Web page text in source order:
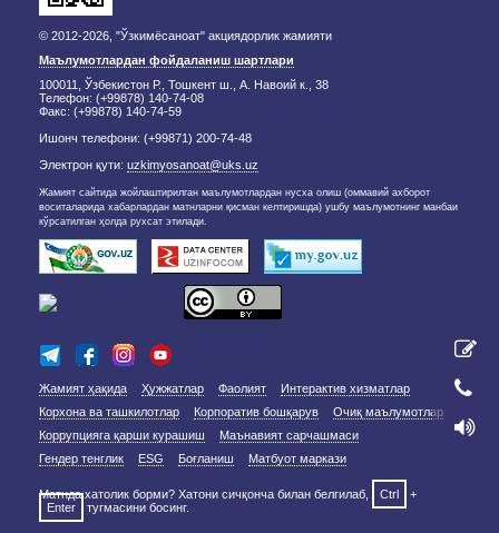
© 2012-2026, "Ўзкимёсаноат" акциядорлик жамияти
Маълумотлардан фойдаланиш шартлари
100011, Ўзбекистон Р., Тошкент ш., А. Навоий к., 38
Телефон: (+99878) 140-74-08
Факс: (+99878) 140-74-59
Ишонч телефони: (+99871) 200-74-48
Электрон қути: uzkimyosanoat@uks.uz
Жамият сайтида жойлаштирилган маълумотлардан нусха олиш (оммавий ахборот
воситаларида хабарлардан матнларни қисман келтиришда) ушбу маълумотнинг манбаи
кўрсатилган ҳолда рухсат этилади.
Жамият ҳақида Ҳужжатлар Фаолият
Интерактив хизматлар
Корхона ва ташкилотлар
Корпоратив бошқарув
Очиқ маълумотлар
Коррупцияга қарши курашиш
Маънавият сарчашмаси
Гендер тенглик
ESG Боғланиш Матбуот маркази
Матнда хатолик борми? Хатони сичқонча билан белгилаб, Ctrl
+
Enter
тугмасини босинг.